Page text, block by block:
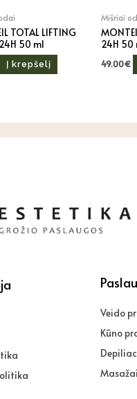
TOTAL LIFTING
24H 50 ml
Į krepšelį
Mišriai
24H 50
49.00€
Veido
Kūno
Masažai